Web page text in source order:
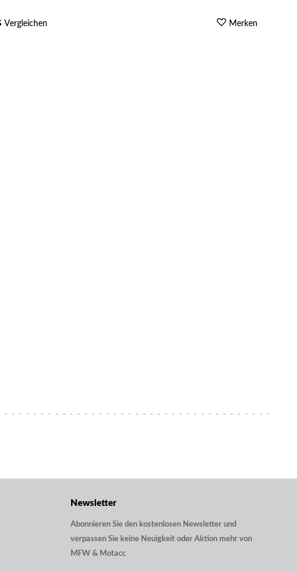
Vergleichen Merken
Newsletter
Abonnieren Sie den kostenlosen Newsletter und
verpassen Sie keine Neuigkeit oder Aktion mehr von
MFW & Motacc